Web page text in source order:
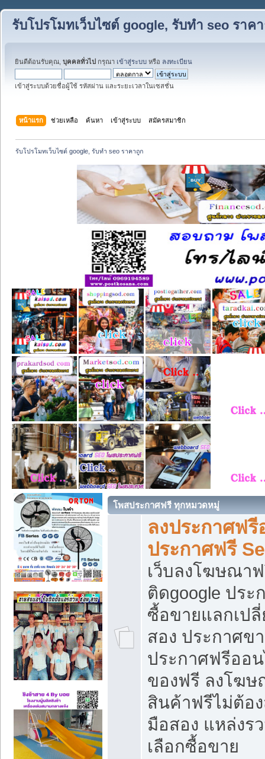
รับโปรโมทเว็บไซต์ google, รับทำ seo ราค
ยินดีต้อนรับคุณ, บุคคลทั่วไป กรุณา เข้าสู่ระบบ หรือ ลงทะเบียน
เข้าสู่ระบบด้วยชื่อผู้ใช้ รหัสผ่าน และระยะเวลาในเซสชั่น
หน้าแรก ช่วยเหลือ ค้นหา เข้าสู่ระบบ สมัครสมาชิก
รับโปรโมทเว็บไซต์ google, รับทำ seo ราคาถูก
โพสประกาศฟรี ทุกหมวดหมู่
ลงประกาศฟ
ประกาศฟรี
เว็บลงโฆษณา
ติดgoogle ปร
ซื้อขายแลกเป
สอง ประกาศข
ประกาศฟรีออ
ของฟรี ลงโฆ
สินค้าฟรีไม่ต้อ
มือสอง แหล่งร
เลือกซื้อขาย